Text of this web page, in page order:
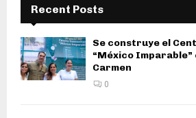
Recent Posts
Se construye el
“México Imparable”
Carmen
0